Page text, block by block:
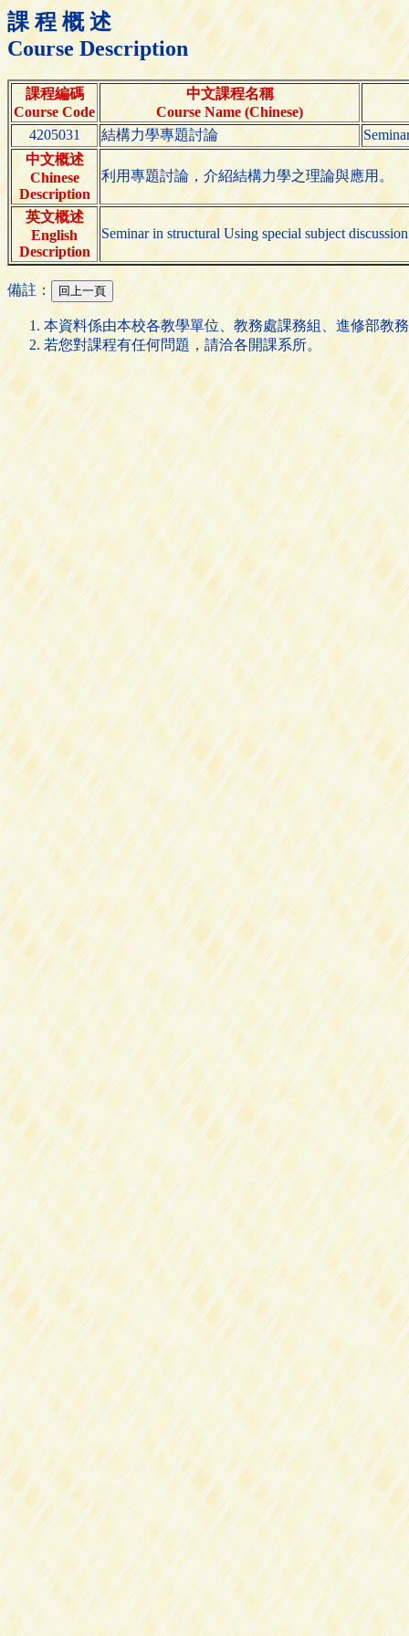
課 程 概 述
Course Description
課程編碼
Course Code
中文課程名稱
Course Name (Chinese)
4205031
結構力學專題討論
中文概述
Chinese
Description
利用專題討論，介紹結構力學之理論與應用。
英文概述
English
Description
Seminar in structural Using special subject
備註：
本資料係由本校各教學單位、教務處課務組、進修部教
若您對課程有任何問題，請洽各開課系所。